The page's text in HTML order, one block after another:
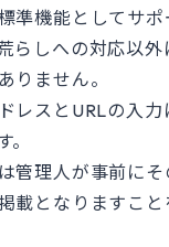
準機能としてサ
らしへの対応以外
りません。
レスとURLの入
管理人が事前にそ
載となりますこ